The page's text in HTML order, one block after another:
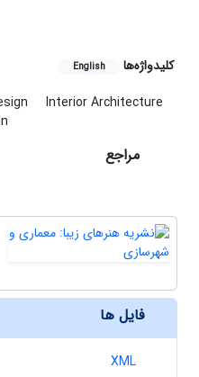
کلیدواژه‌ها English
Interior Architecture
مراجع
فایل ها
XML